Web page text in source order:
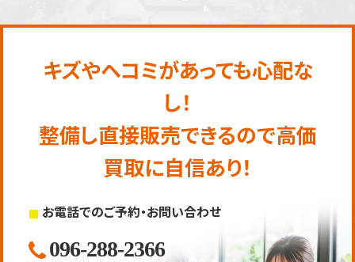
キズやヘコミがあっても心配な
し！
整備し直接販売できるので高価
買取に自信あり！
お電話でのご予約・お問い合わせ
096-288-2366